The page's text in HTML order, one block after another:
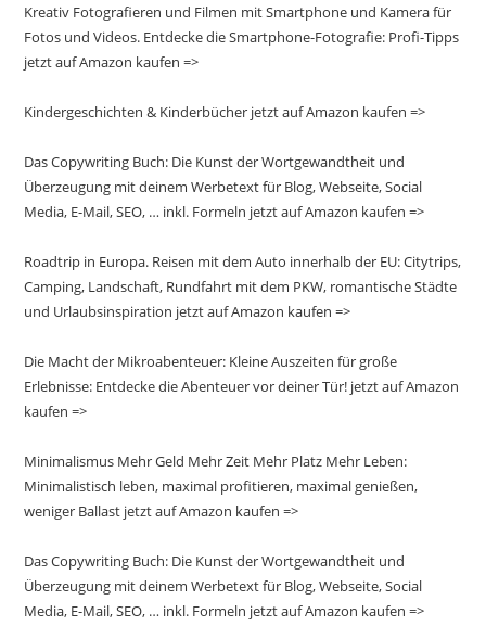
Kreativ Fotografieren und Filmen mit Smartphone und Kamera für
Fotos und Videos. Entdecke die Smartphone-Fotografie: Profi-Tipps
jetzt auf Amazon kaufen =>
Kindergeschichten & Kinderbücher jetzt auf Amazon kaufen =>
Das Copywriting Buch: Die Kunst der Wortgewandtheit und
Überzeugung mit deinem Werbetext für Blog, Webseite, Social
Media, E-Mail, SEO, … inkl. Formeln jetzt auf Amazon kaufen =>
Roadtrip in Europa. Reisen mit dem Auto innerhalb der EU: Citytrips,
Camping, Landschaft, Rundfahrt mit dem PKW, romantische Städte
und Urlaubsinspiration jetzt auf Amazon kaufen =>
Die Macht der Mikroabenteuer: Kleine Auszeiten für große
Erlebnisse: Entdecke die Abenteuer vor deiner Tür! jetzt auf Amazon
kaufen =>
Minimalismus Mehr Geld Mehr Zeit Mehr Platz Mehr Leben:
Minimalistisch leben, maximal profitieren, maximal genießen,
weniger Ballast jetzt auf Amazon kaufen =>
Das Copywriting Buch: Die Kunst der Wortgewandtheit und
Überzeugung mit deinem Werbetext für Blog, Webseite, Social
Media, E-Mail, SEO, … inkl. Formeln jetzt auf Amazon kaufen =>